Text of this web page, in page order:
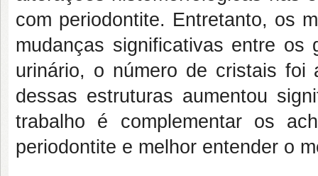
com periodontite. Entretanto, os
mudanças significativas entre os
urinário, o número de cristais foi
dessas estruturas aumentou
trabalho é complementar os
periodontite e melhor entender o